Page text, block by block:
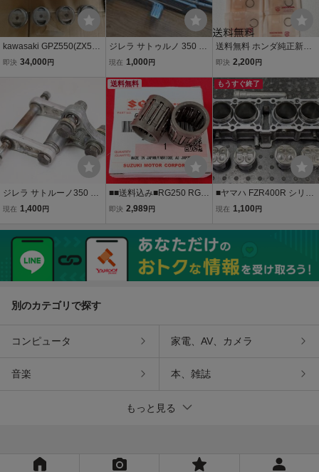
kawasaki GPZ550(ZX550
A) 0.5mm オーバーサイズ
即決 34,000 円
ジレラ サトゥルノ 350
左右ステップ Gilera Sat
現在 1,000 円
送料無料 ホンダ純正新品
CBX400F CBX550F CBR
ップ サークリップ エンジ
ン ピストンリング シリン
ダー 260
即決 2,200 円
ジレラ サトルーノ350 NH
01 純正リアサスペンショ
現在 1,400 円
送料無料
■■送料込み■RG250 RG2
50E ピストンピン ベアリ
Ｉ エンジン シリンダー
即決 2,989円
もうすぐ終了
■ヤマハ FZR400R シリン
ダー ピストン エンジン 2
スキット 検索 1WG 3TJ
[R080804]
現在 1,100 円
別のカテゴリで探す
コンピュータ 家電、AV、カメラ
音楽 本、雑誌
もっと見る